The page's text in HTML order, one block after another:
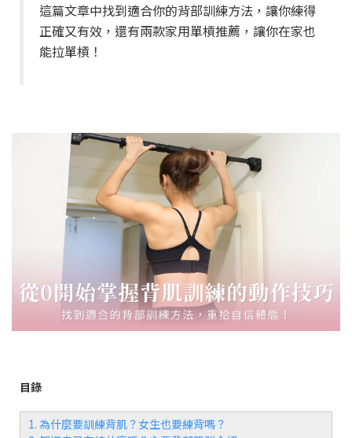
這篇文章中找到適合你的背部訓練方法，讓你練得
正確又有效，還有兩款家用單槓推薦，讓你在家也
能拉單槓！
目錄
1. 為什麼要訓練背肌？女生也要練背嗎？